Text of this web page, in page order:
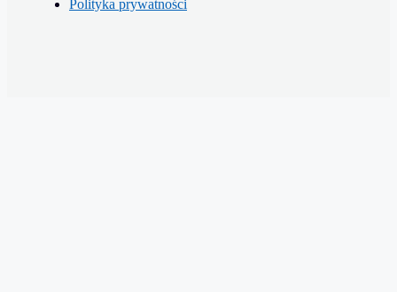
Polityka prywatności